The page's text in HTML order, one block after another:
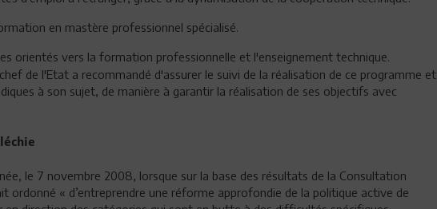
en mastère professionnel spécialisé.
orientés vers la formation professionnelle et l'enseignement technique.
de l'Etat a recommandé d'assurer le suivi de la réalisation de ce programme et
à son sujet, de manière à garantir la réalisation de ses objectifs avec
le 7 novembre 2008, lorsque sur la base des résultats de la Consultation
ordonné « d’entreprendre une réforme approfondie de la politique active de